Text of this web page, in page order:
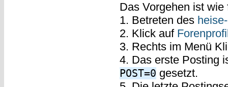
Das Vorgehen ist wie
1. Betreten des
2. Klick auf
3. Rechts im Menü
4. Das erste Posting
POST=0 gesetzt.